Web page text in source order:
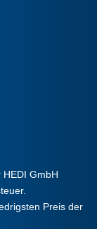
GmbH
Preis der